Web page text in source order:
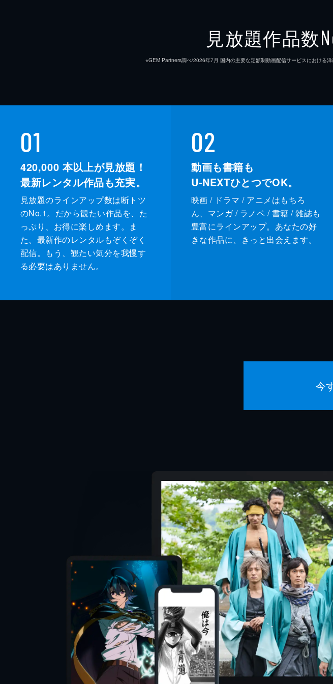
見放題作品数
※GEM Partners調べ/2026年7⽉ 国内の主要な定額制動画配信サービスにおける
01
420,000 本以上が見放題！
最新レンタル作品も充実。
見放題のラインアップ数は断トツ
のNo.1。だから観たい作品を、た
っぷり、お得に楽しめます。ま
た、最新作のレンタルもぞくぞく
配信。もう、観たい気分を我慢す
る必要はありません。
02
動画も書籍も
U-NEXTひとつでOK。
映画 / ドラマ / アニメはもちろ
ん、マンガ / ラノベ / 書籍 / 雑誌も
豊富にラインアップ。あなたの好
きな作品に、きっと出会えます。
今